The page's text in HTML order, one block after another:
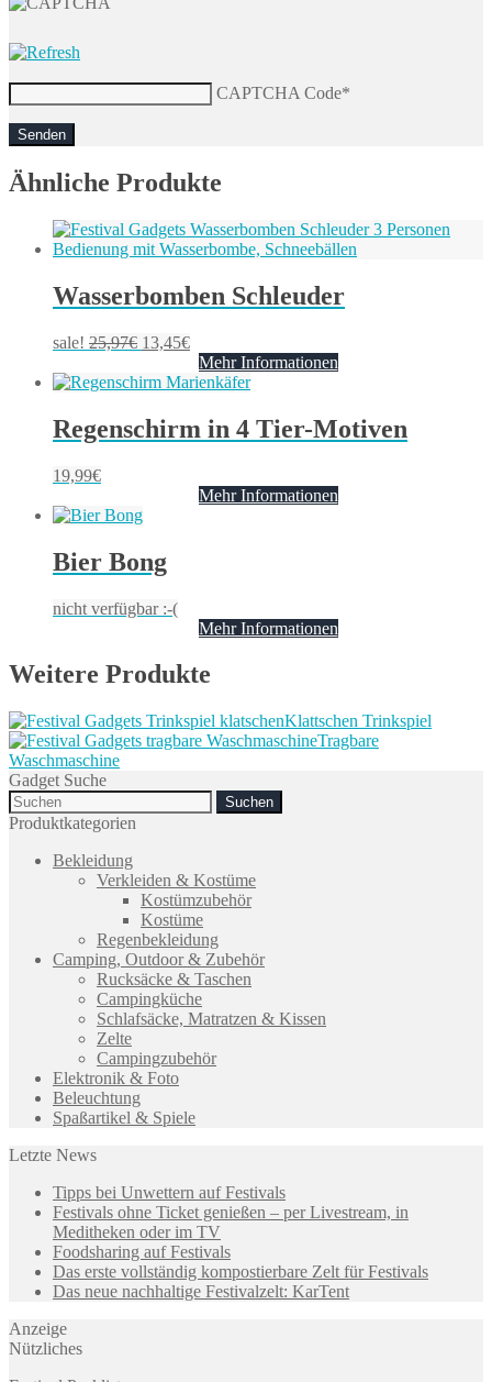
CAPTCHA Code*
Ähnliche Produkte
Wasserbomben Schleuder
sale! 25,97€ 13,45€
Mehr Informationen
Regenschirm in 4 Tier-Motiven
19,99€
Mehr Informationen
Bier Bong
nicht verfügbar :-(
Mehr Informationen
Weitere Produkte
Klattschen Trinkspiel
Tragbare
Waschmaschine
Gadget Suche
Search
for:
Produktkategorien
Bekleidung
Verkleiden & Kostüme
Kostümzubehör
Kostüme
Regenbekleidung
Camping, Outdoor & Zubehör
Rucksäcke & Taschen
Campingküche
Schlafsäcke, Matratzen & Kissen
Zelte
Campingzubehör
Elektronik & Foto
Beleuchtung
Spaßartikel & Spiele
Letzte News
Tipps bei Unwettern auf Festivals
Festivals ohne Ticket genießen – per Livestream, in
Meditheken oder im TV
Foodsharing auf Festivals
Das erste vollständig kompostierbare Zelt für Festivals
Das neue nachhaltige Festivalzelt: KarTent
Anzeige
Nützliches